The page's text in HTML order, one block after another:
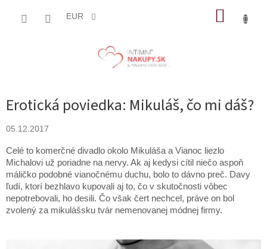
EUR
Erotická poviedka: Mikuláš, čo mi dáš?
05.12.2017
Celé to komerčné divadlo okolo Mikuláša a Vianoc liezlo
Michalovi už poriadne na nervy. Ak aj kedysi cítil niečo aspoň
máličko podobné vianočnému duchu, bolo to dávno preč. Davy
ľudí, ktorí bezhlavo kupovali aj to, čo v skutočnosti vôbec
nepotrebovali, ho desili. Čo však čert nechcel, práve on bol
zvolený za mikulášsku tvár nemenovanej módnej firmy.